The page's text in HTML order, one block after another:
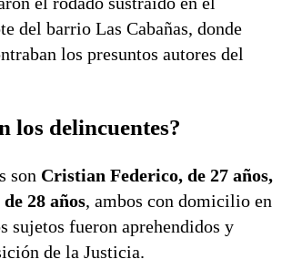
del barrio Las Cabañas, donde
los presuntos autores del
los delincuentes?
son Cristian Federico, de 27 años,
28 años, ambos con domicilio en
sujetos fueron aprehendidos y
de la Justicia.